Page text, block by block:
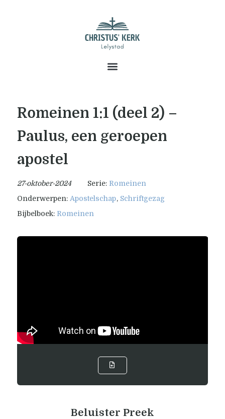
Romeinen 1:1 (deel 2) –
Paulus, een geroepen
apostel
27-oktober-2024 Serie: Romeinen
Onderwerpen: Apostelschap, Schriftgezag
Bijbelboek: Romeinen
Beluister Preek